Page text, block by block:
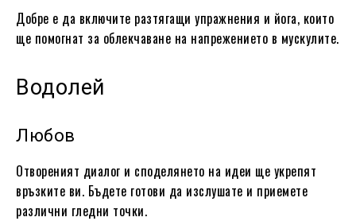
Добре е да включите разтягащи упражнения и йога, които
ще помогнат за облекчаване на напрежението в мускулите.
Водолей
Любов
Отвореният диалог и споделянето на идеи ще укрепят
връзките ви. Бъдете готови да изслушате и приемете
различни гледни точки.